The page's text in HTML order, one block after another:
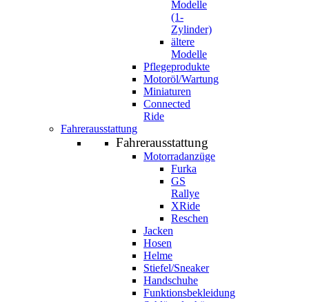
Modelle
(1-
Zylinder)
ältere
Modelle
Pflegeprodukte
Motoröl/Wartung
Miniaturen
Connected
Ride
Fahrerausstattung
Fahrerausstattung
Motorradanzüge
Furka
GS
Rallye
XRide
Reschen
Jacken
Hosen
Helme
Stiefel/Sneaker
Handschuhe
Funktionsbekleidung